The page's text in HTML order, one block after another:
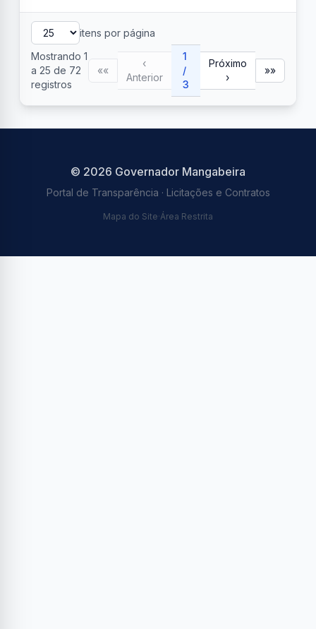
itens por página
Mostrando1
a 25 de 72
registros
««
‹
Anterior
1
/
3
Próximo
›
»»
© 2026 Governador Mangabeira
Portal de Transparência · Licitações e Contratos
Mapa do Site·Área Restrita